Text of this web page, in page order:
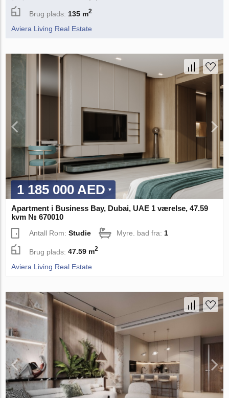
Brug plads: 135 m2
Aviera Living Real Estate
1 185 000 AED
Apartment i Business Bay, Dubai, UAE 1 værelse, 47.59
kvm № 670010
Antall Rom:Studie Myre. bad fra: 1
Brug plads:47.59 m2
Aviera Living Real Estate